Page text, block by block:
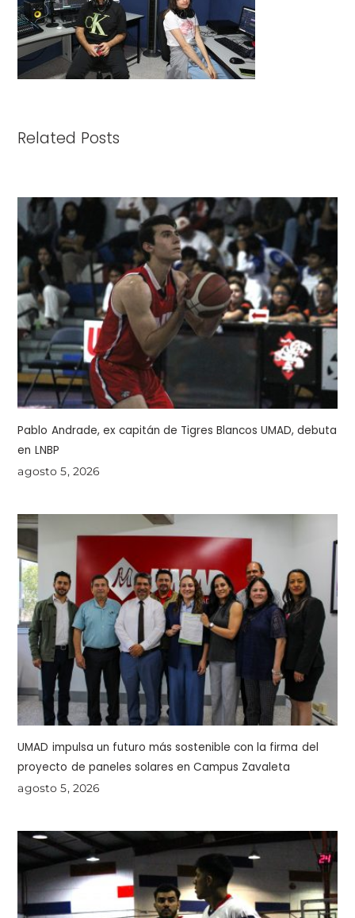
Related Posts
Pablo Andrade, ex capitán de Tigres Blancos UMAD, debuta
en LNBP
agosto 5, 2026
UMAD impulsa un futuro más sostenible con la firma del
proyecto de paneles solares en Campus Zavaleta
agosto 5, 2026